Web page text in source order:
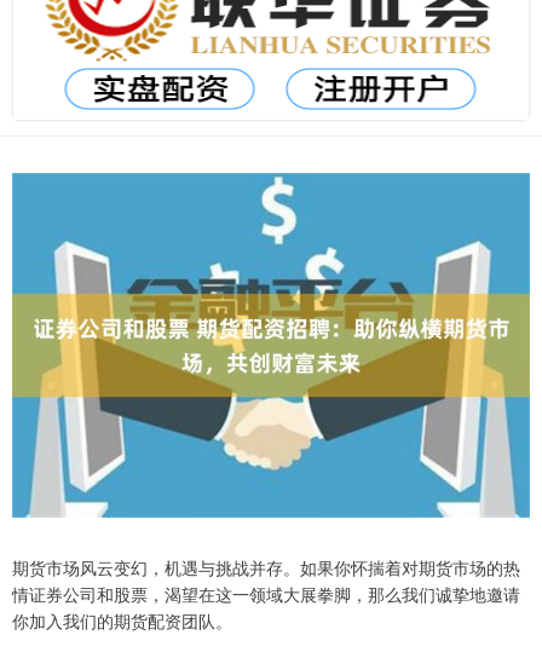
期货市场风云变幻，机遇与挑战并存。如果你怀揣着对期货市场的热
情证券公司和股票，渴望在这一领域大展拳脚，那么我们诚挚地邀请
你加入我们的期货配资团队。